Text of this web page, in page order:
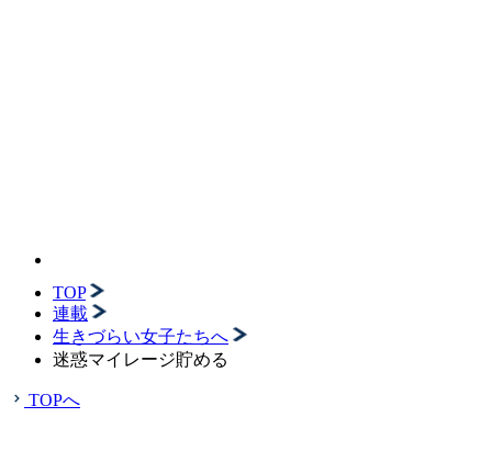
TOP
連載
生きづらい女子たちへ
迷惑マイレージ貯める
TOPへ